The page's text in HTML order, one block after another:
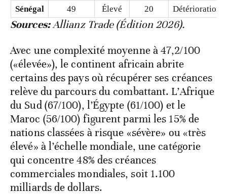
Sénégal
49 Élevé 20 Détérioration
Sources:Allianz Trade (Édition 2026).
Avec une complexité moyenne à 47,2/100
(«élevée»), le continent africain abrite
certains des pays où récupérer ses créances
relève du parcours du combattant. L’Afrique
du Sud (67/100), l’Égypte (61/100) et le
Maroc (56/100) figurent parmi les 15% de
nations classées à risque «sévère» ou «très
élevé» à l’échelle mondiale, une catégorie
qui concentre 48% des créances
commerciales mondiales, soit 1.100
milliards de dollars.